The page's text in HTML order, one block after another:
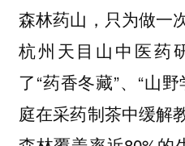
森林药山，只为做一
杭州天目山中医药
了“药香冬藏”、“山
庭在采药制茶中缓解